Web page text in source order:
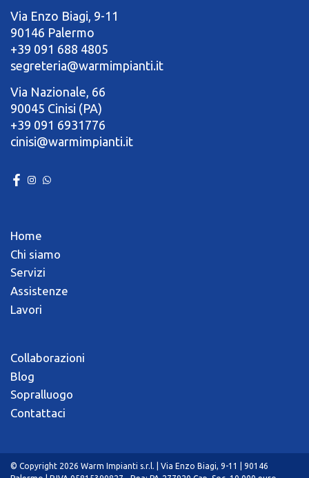
Via Enzo Biagi, 9-11
90146 Palermo
+39 091 688 4805
segreteria@warmimpianti.it
Via Nazionale, 66
90045 Cinisi (PA)
+39 091 6931776
cinisi@warmimpianti.it
Home
Chi siamo
Servizi
Assistenze
Lavori
Collaborazioni
Blog
Sopralluogo
Contattaci
© Copyright 2026 Warm Impianti s.r.l. | Via Enzo Biagi, 9-11 | 90146